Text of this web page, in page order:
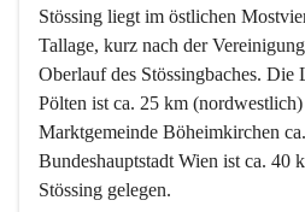
Stössing liegt im östlichen
Tallage, kurz nach der
Oberlauf des Stössingbaches. Die
Pölten ist ca. 25 km
Marktgemeinde Böheimkirchen
Bundeshauptstadt Wien ist ca. 40
Stössing gelegen.